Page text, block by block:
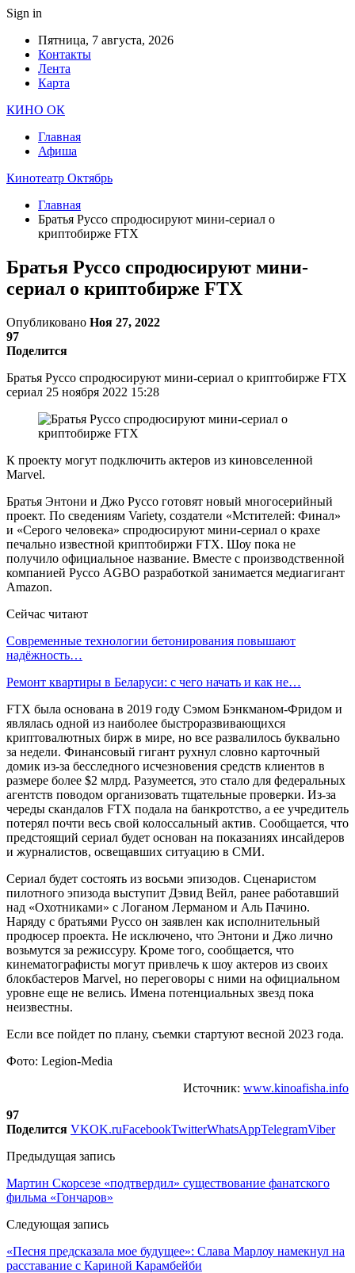
Sign in
Пятница, 7 августа, 2026
Контакты
Лента
Карта
КИНО ОК
Главная
Афиша
Кинотеатр Октябрь
Главная
Братья Руссо спродюсируют мини-сериал о
криптобирже FTX
Братья Руссо спродюсируют мини-
сериал о криптобирже FTX
Опубликовано Ноя 27, 2022
97
Поделится
Братья Руссо спродюсируют мини-сериал о криптобирже FTX
сериал 25 ноября 2022 15:28
К проекту могут подключить актеров из киновселенной
Marvel.
Братья Энтони и Джо Руссо готовят новый многосерийный
проект. По сведениям Variety, создатели «Мстителей: Финал»
и «Серого человека» спродюсируют мини-сериал о крахе
печально известной криптобиржи FTX. Шоу пока не
получило официальное название. Вместе с производственной
компанией Руссо AGBO разработкой занимается медиагигант
Amazon.
Сейчас читают
Современные технологии бетонирования повышают
надёжность…
Ремонт квартиры в Беларуси: с чего начать и как не…
FTX была основана в 2019 году Сэмом Бэнкманом-Фридом и
являлась одной из наиболее быстроразвивающихся
криптовалютных бирж в мире, но все развалилось буквально
за недели. Финансовый гигант рухнул словно карточный
домик из-за бесследного исчезновения средств клиентов в
размере более $2 млрд. Разумеется, это стало для федеральных
агентств поводом организовать тщательные проверки. Из-за
череды скандалов FTX подала на банкротство, а ее учредитель
потерял почти весь свой колоссальный актив. Сообщается, что
предстоящий сериал будет основан на показаниях инсайдеров
и журналистов, освещавших ситуацию в СМИ.
Сериал будет состоять из восьми эпизодов. Сценаристом
пилотного эпизода выступит Дэвид Вейл, ранее работавший
над «Охотниками» с Логаном Лерманом и Аль Пачино.
Наряду с братьями Руссо он заявлен как исполнительный
продюсер проекта. Не исключено, что Энтони и Джо лично
возьмутся за режиссуру. Кроме того, сообщается, что
кинематографисты могут привлечь к шоу актеров из своих
блокбастеров Marvel, но переговоры с ними на официальном
уровне еще не велись. Имена потенциальных звезд пока
неизвестны.
Если все пойдет по плану, съемки стартуют весной 2023 года.
Фото: Legion-Media
Источник: www.kinoafisha.info
97
Поделится VKOK.ruFacebookTwitterWhatsAppTelegramViber
Предыдущая запись
Мартин Скорсезе «подтвердил» существование фанатского
фильма «Гончаров»
Следующая запись
«Песня предсказала мое будущее»: Слава Марлоу намекнул на
расставание с Кариной Карамбейби